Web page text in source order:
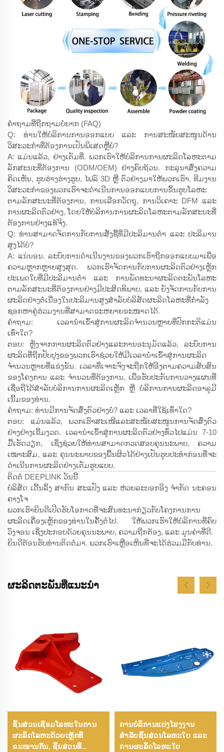
ຄຳຖາມທີ່ຖືກຖາມບໍ່ຍາກ (FAQ)
Q: ທ່ານໃຫ້ບໍລິການການອອກແບບ ແລະ ການສະໜັບສະໜູນດ້ານ
ວິສະວະກຳທີ່ຕ້ອງການເປັນພິເສດຫຼືບໍ?
A: ແມ່ນແລ້ວ, ຢ່າງເຕັມທີ່. ພວກເຮົາໃຫ້ບໍລິການການຜະລິດໂລຫະຕາມ
ລັກສະນະທີ່ຕ້ອງການ (ODM/OEM) ຢ່າງຄົບຖ້ວນ. ກະລຸນາສົ່ງຄວາມ
ຄິດເຫັນ, ຮູບຮ່າງຮ່າງຮູບ, ໄຟລ໌ 3D ຫຼື ຕົວຢ່າງມາໃຫ້ພວກເຮົາ. ທີມງານ
ວິສະວະກຳຂອງພວກເຮົາຈະດຳເນີນການອອກແບບການຂຶ້ນຮູບໂລຫະ
ຕາມລັກສະນະທີ່ຕ້ອງການ, ການເລືອກວັດຖຸ, ການວິເຄາະ DFM ແລະ
ການຜະລິດຕົວຢ່າງ, ໂດຍໃຫ້ບໍລິການການຜະລິດໂລຫະຕາມລັກສະນະທີ່
ຕ້ອງການຢ່າງແທ້ຈິງ.
Q: ທ່ານສາມາດຈັດການກັບການສັ່ງຊື້ທີ່ມີປະລິມານຕ່ຳ ແລະ ປະລິມານ
ສູງໄດ້ບໍ?
A: ແນ່ນອນ. ລະບົບການດຳເນີນງານຂອງພວກເຮົາຖືກອອກແບບມາເພື່ອ
ຄວາມຫຼາກຫຼາຍສູງສຸດ. ພວກເຮົາຈັດການກັບການຜະລິດຕົວຢ່າງເຫຼັກ
ປະເພດໃບທີ່ມີປະລິມານຕ່ຳ ແລະ ການພັດທະນາຜະລິດຕະພັນໂລຫະ
ຕາມລັກສະນະທີ່ຕ້ອງການຢ່າງມີປະສິດທິພາບ, ແລະ ຍັງຈັດການກັບການ
ຜະລິດຢ່າງຕໍ່ເນື່ອງໃນປະລິມານສູງສຳລັບບໍລິສັດຜະລິດໂລຫະທີ່ກຳລັງ
ຊອກຫາຄູ່ຮ່ວມງານທີ່ສາມາດຂະຫຍາຍຂະໜາດໄດ້.
ຄຳຖາມ: ເວລານຳເຂົ້າສູ່ການຜະລິດຈຳນວນຫຼາຍທີ່ປົກກະຕິແມ່ນ
ເທົ່າໃດ?
ຕອບ: ຫຼັງຈາກການຜະລິດຕົວຢ່າງແລະການອະນຸມັດແລ້ວ, ລະບົບການ
ຜະລິດທີ່ຖືກປັບປຸງຂອງພວກເຮົາຊ່ວຍໃຫ້ມີເວລານຳເຂົ້າສູ່ການຜະລິດ
ຈຳນວນຫຼາຍທີ່ແຂ່ງຂັນ. ເວລາທີ່ເຈາະຈົງຈະຖືກໃຫ້ອີງຕາມຄວາມສັບສົນ
ຂອງໂຄງການ ແລະ ຈຳນວນທີ່ຕ້ອງການ, ເພື່ອຮັບປະກັນການວາງແຜນທີ່
ເຊື່ອຖືໄດ້ສຳລັບບໍລິການການຜະລິດເຫຼັກ ຫຼື ບໍລິການການຜະລິດອາລູມີ
ເນີ້ມຂອງທ່ານ.
ຄຳຖາມ: ທ່ານມີການຈັດສົ່ງຕົວຢ່າງບໍ່? ແລະ ເວລາທີ່ໃຊ້ເທົ່າໃດ?
ຕອບ: ແມ່ນແລ້ວ, ພວກເຮົາສະເໜີແລະສະໜັບສະໜູນການຈັດສົ່ງຕົວ
ຢ່າງຢ່າງເຂີ້ມງວດ. ເວລານຳເຂົ້າສູ່ການຜະລິດຕົວຢ່າງທົ່ວໄປແມ່ນ 7-10
ມື້ເຮັດວຽກ, ເຊິ່ງຊ່ວຍໃຫ້ທ່ານສາມາດກວດສອບຄຸນນະພາບ, ຄວາມ
ເໝາະສົມ, ແລະ ຄຸນນະພາບຂອງພື້ນຜິວໄດ້ຢ່າງເປັນຮູບປະທຳກ່ອນທີ່ຈະ
ດຳເນີນການຜະລິດຢ່າງເຕັມຮູບແບບ.
ຕິດຕໍ່ DEEPLINK ວັນນີ້
ບໍລິສັດ ເດີ້ນລິ້ງ ສາກົນ ສະແປັງ ແລະ ຫ່ວຍລະບອກອິງ ຈຳກັດ ນະຄອນ
ຄາງໂຈ
ພວກເຮົາຍິນດີເປີດຮັບໂອກາດທີ່ຈະສົນທະນາກ່ຽວກັບໂຄງການການ
ຜະລິດເຄື່ອງເຫຼັກຂອງທ່ານໃນຄັ້ງຕໍ່ໄປ. ໃຫ້ພວກເຮົາໃຫ້ບໍລິການທີ່ຄົບ
ວົງຈອນ ເຊິ່ງປະກອບດ້ວຍຄຸນນະພາບ, ຄວາມຖືກຕ້ອງ, ແລະ ມູນຄ່າທີ່ດີ.
ຍິນດີຕ້ອນຮັບທ່ານຕິດຕໍ່ມາ. ພວກເຮົາເຫຼືອເຫິນທີ່ຈະໄດ້ຮ່ວມມືກັບທ່ານ.
ຜະລິດຕະພັນທີ່ແນະນຳ
ຊິ້ນສ່ວນເຊື່ອມໂລຫະໃນການ
ຜະລິດໂລຫະດ້ວຍເຫຼັກທີ່
ຂະໜານກັນ, ຊິ້ນສ່ວນທີ່
ການບໍລິການແປງໂຮງງານ
ສຳລັບຊິ້ນສ່ວນໂລຫະໃບ ແລະ
ການຜະລິດໂລຫະໃບ